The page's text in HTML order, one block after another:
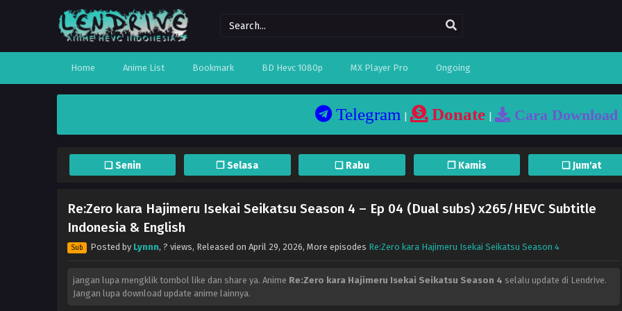
Home Anime List Bookmark BD Hevc 1080p MX Player Pro Ongoing
Telegram Donate Cara Download
❏ Senin ❐ Selasa ❏ Rabu ❐ Kamis ❏ Jum'at
Re:Zero kara Hajimeru Isekai Seikatsu Season 4 – Ep 04 (Dual subs) x265/HEVC Subtitle
Indonesia & English
Sub Posted by Lynnn, ? views, Released on April 29, 2026, More episodes Re:Zero kara Hajimeru Isekai Seikatsu Season 4
jangan lupa mengklik tombol like dan share ya. Anime Re:Zero kara Hajimeru Isekai Seikatsu Season 4 selalu update di Lendrive.
Jangan lupa download update anime lainnya.